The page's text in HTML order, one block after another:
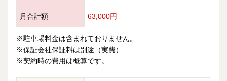
月合計額 63,000円
※駐車場料金は含まれておりません。
※保証会社保証料は別途（実費）
※契約時の費用は概算です。